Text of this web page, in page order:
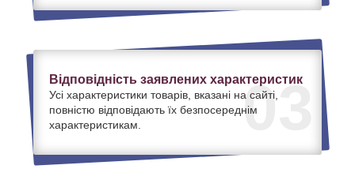
03
Відповідність заявлених характеристик
Усі характеристики товарів, вказані на сайті,
повністю відповідають їх безпосереднім
характеристикам.